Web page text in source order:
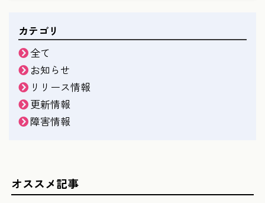
カテゴリ
全て
お知らせ
リリース情報
更新情報
障害情報
オススメ記事